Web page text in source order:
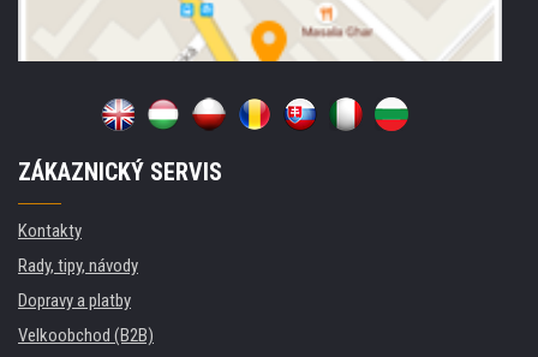
ZÁKAZNICKÝ SERVIS
Kontakty
Rady, tipy, návody
Dopravy a platby
Velkoobchod (B2B)